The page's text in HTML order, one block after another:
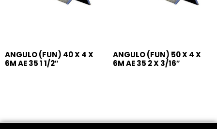
ANGULO (FUN) 40 X 4 X
6M AE 35 1 1/2″
ANGULO (FUN) 50 X 4 X
6M AE 35 2 X 3/16″